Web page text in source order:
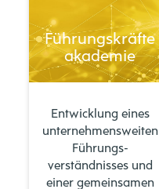
Führungskräfte
akademie
Entwicklung eines
unternehmensweiten
Führungs­
verständnisses und
einer gemeinsamen